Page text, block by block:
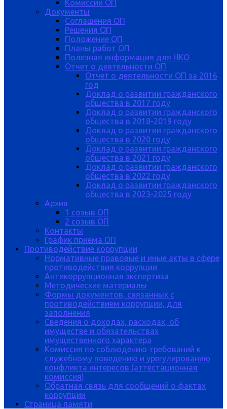
Комиссии ОП
Документы
Соглашения ОП
Решения ОП
Положение ОП
Планы работ ОП
Полезная информация для НКО
Отчет о деятельности ОП
Отчет о деятельности ОП за 2016
год
Доклад о развитии гражданского
общества в 2017 году
Доклад о развитии гражданского
общества в 2018-2019 году
Доклад о развитии гражданского
общества в 2020 году
Доклад о развитии гражданского
общества в 2021 году
Доклад о развитии гражданского
общества в 2022 году
Доклад о развитии гражданского
общества в 2023-2025 году
Архив
1 созыв ОП
2 созыв ОП
Контакты
График приема ОП
Противодействие коррупции
Нормативные правовые и иные акты в сфере
противодействия коррупции
Антикоррупционная экспертиза
Методические материалы
Формы документов, связанных с
противодействием коррупции, для
заполнения
Сведения о доходах, расходах, об
имуществе и обязательствах
имущественного характера
Комиссия по соблюдению требований к
служебному поведению и урегулированию
конфликта интересов (аттестационная
комиссия)
Обратная связь для сообщений о фактах
коррупции
Страница памяти